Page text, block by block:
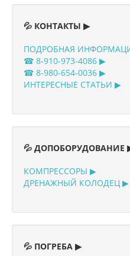
💦 КОНТАКТЫ ▶
ПОДРОБНАЯ
☎ 8-910-973-4086 ▶
☎ 8-980-654-0036 ▶
ИНТЕРЕСНЫЕ СТАТЬИ ▶
💦 ДОПОБОРУДОВАНИЕ
КОМПРЕССОРЫ ▶
ДРЕНАЖНЫЙ КОЛОДЕЦ ▶
💦 ПОГРЕБА ▶